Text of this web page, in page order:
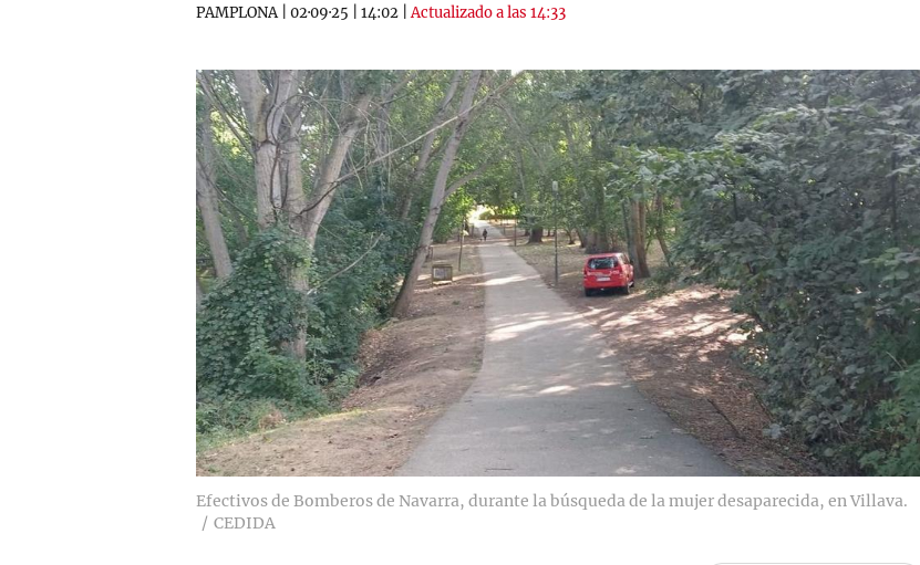
PAMPLONA| 02·09·25 14:02 |Actualizado a las 14:33
Efectivos de Bomberos de Navarra, durante la búsqueda de la mujer desaparecida, en Villava.
CEDIDA